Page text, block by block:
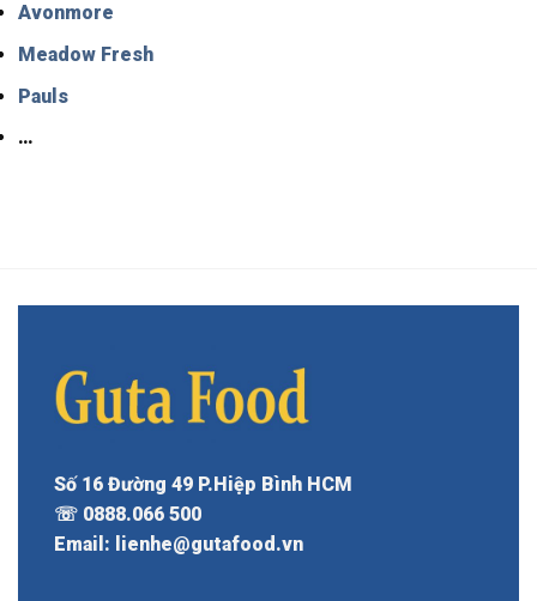
Avonmore
Meadow Fresh
Pauls
…
Số 16 Đường 49 P.Hiệp Bình HCM
☏ 0888.066 500
Email: lienhe@gutafood.vn